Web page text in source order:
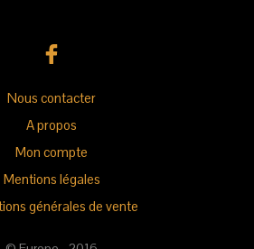
Nous contacter
A propos
Mon compte
Mentions légales
générales de vente